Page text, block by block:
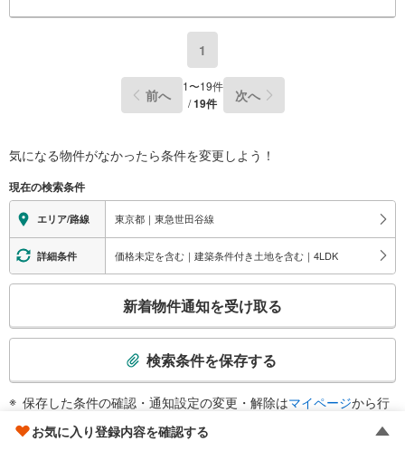
1
前へ 1〜19件
/19件 次へ
気になる物件がなかったら条件を変更しよう！
現在の検索条件
エリア/路線 東京都｜東急世田谷線
詳細条件 価格未定を含む｜建築条件付き土地を含む｜4LDK
検
通
新着物件通知を受け取る
検索条件を保存する
保存した条件の確認・通知設定の変更・解除はマイページから行
えます。
お気に入り登録内容を確認する